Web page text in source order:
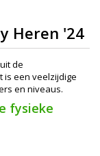
Heren '24
de
is een veelzijdige
en niveaus.
fysieke